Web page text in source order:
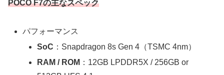
POCO F7の主なスペック
パフォーマンス
SoC ：Snapdragon 8s Gen 4（TSMC 4nm）
RAM / ROM ：12GB LPDDR5X / 256GB or